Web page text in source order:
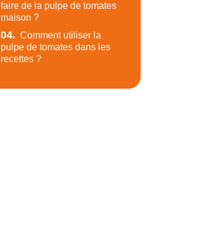
faire de la pulpe de tomates
maison ?
04. Comment utiliser la
pulpe de tomates dans les
recettes ?